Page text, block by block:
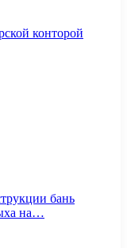
конторой
бань
на…